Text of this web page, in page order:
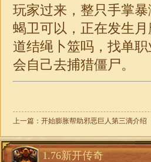
玩家过来，整只手掌
蝎卫可以，正在发生
道结绳卜筮吗，找单
会自己去捕猎僵尸。
上一篇： 开始膨胀帮助邪恶巨人第三滴介绍
1.76新开传奇